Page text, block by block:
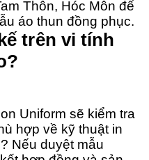
Thôn, Hóc Môn để
áo thun đồng phục.
trên vi tính
Uniform sẽ kiểm tra
hợp về kỹ thuật in
Nếu duyệt mẫu